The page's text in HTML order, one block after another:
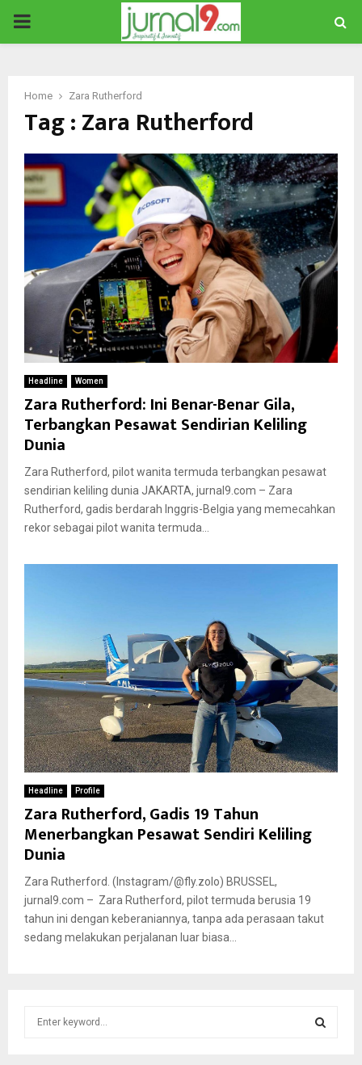
PRIMARY
Home Zara Rutherford
Tag : Zara Rutherford
Headline Women
Zara Rutherford: Ini Benar-Benar Gila,
Terbangkan Pesawat Sendirian Keliling
Dunia
Zara Rutherford, pilot wanita termuda terbangkan pesawat
sendirian keliling dunia JAKARTA, jurnal9.com – Zara
Rutherford, gadis berdarah Inggris-Belgia yang memecahkan
rekor sebagai pilot wanita termuda...
Headline Profile
Zara Rutherford, Gadis 19 Tahun
Menerbangkan Pesawat Sendiri Keliling
Dunia
Zara Rutherford. (Instagram/@fly.zolo) BRUSSEL,
jurnal9.com – Zara Rutherford, pilot termuda berusia 19
tahun ini dengan keberaniannya, tanpa ada perasaan takut
sedang melakukan perjalanan luar biasa...